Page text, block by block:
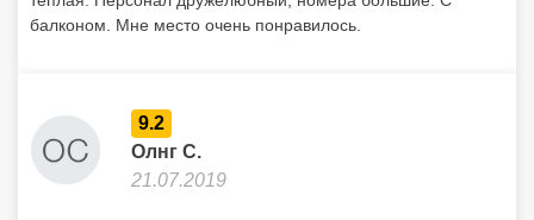
Июль 2019
передвижениями проблем не было. А так, оттуда минут 30
пешком до деревни. Есть мини-маркет на территории.
Однозначно для путешественников с машиной. Хороший
песчаный пляж в километре от отеля. На выходные